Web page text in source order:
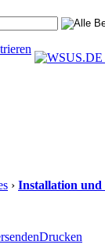
› Installation
Drucken